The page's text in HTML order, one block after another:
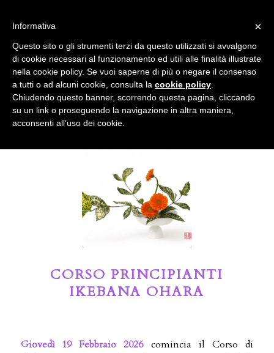
Il Blog del Garden Club di Bologna
CORSO PRINCIPIANTI
IKEBANA OHARA
Giovedì 19 Febbraio 2026comincia il Corso di
accetta l'uso dei cookies previsto nella pagina dedicata.
Fai clic per abilitare/disabilitare il tracciamento di
Google Analytics.
OK Privacy e cookie policy
×
Informativa
Questo sito o gli strumenti terzi da questo utilizzati si avvalgono
di cookie necessari al funzionamento ed utili alle finalità illustrate
nella cookie policy. Se vuoi saperne di più o negare il consenso
a tutti o ad alcuni cookie, consulta la cookie policy
Chiudendo questo banner, scorrendo questa pagina, cliccando
su un link o proseguendo la navigazione in altra maniera,
acconsenti all’uso dei cookie.